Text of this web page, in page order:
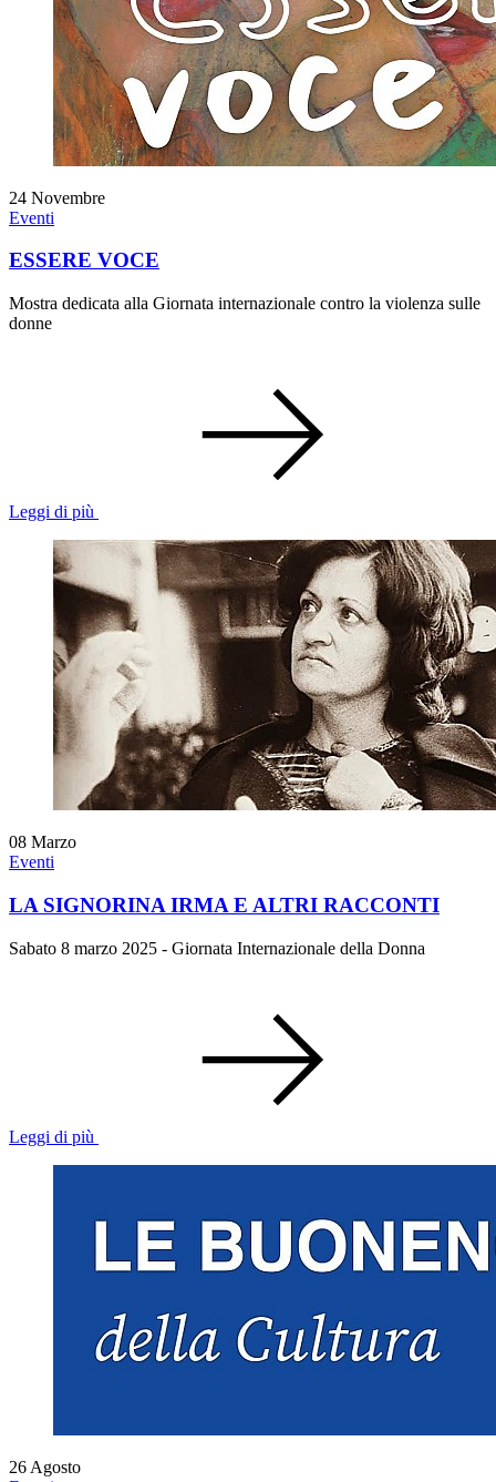
24 Novembre
Eventi
ESSERE VOCE
Mostra dedicata alla Giornata internazionale contro la violenza sulle
donne
Leggi di più
08 Marzo
Eventi
LA SIGNORINA IRMA E ALTRI RACCONTI
Sabato 8 marzo 2025 - Giornata Internazionale della Donna
Leggi di più
26 Agosto